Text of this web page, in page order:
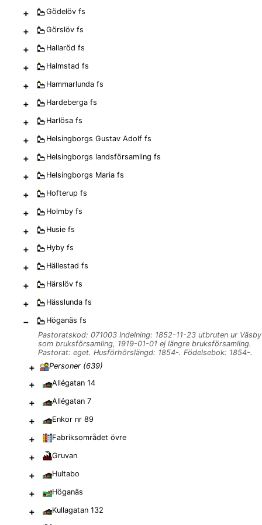
+
Gödelöv fs
+ Görslöv fs
+ Hallaröd fs
+ Halmstad fs
+ Hammarlunda fs
+ Hardeberga fs
+ Harlösa fs
+ Helsingborgs Gustav Adolf fs
+ Helsingborgs landsförsamling fs
+ Helsingborgs Maria fs
+ Hofterup fs
+ Holmby fs
+ Husie fs
+ Hyby fs
+ Hällestad fs
+ Härslöv fs
+ Hässlunda fs
− Höganäs fs
Pastoratskod: 071003 Indelning: 1852-11-23 utbruten ur Väsby
som bruksförsamling, 1919-01-01 ej längre bruksförsamling.
Pastorat: eget. Husförhörslängd: 1854-. Födelsebok: 1854-.
+ Personer (639)
+ Allégatan 14
+ Allégatan 7
+ Enkor nr 89
+ Fabriksområdet övre
+ Gruvan
+ Hultabo
+ Höganäs
+ Kullagatan 132